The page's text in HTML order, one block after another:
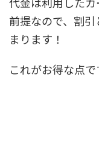
前提なので、割引
まります！
これがお得な点で